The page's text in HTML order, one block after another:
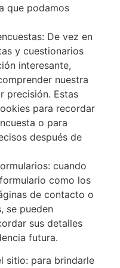
que podamos
De vez en
y cuestionarios
interesante,
nuestra
precisión. Estas
para recordar
o para
después de
cuando
como los
de contacto o
se pueden
sus detalles
futura.
sitio: para brindarle